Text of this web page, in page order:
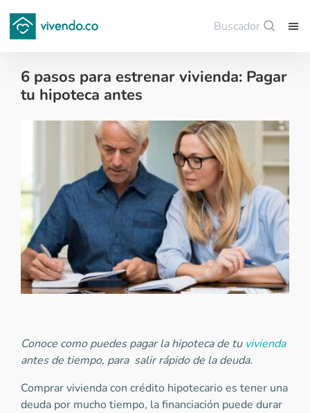
Buscador
6 pasos para estrenar vivienda: Pagar
tu hipoteca antes
Financiación de vivienda - 2017-10-20
Conoce como puedes pagar la hipoteca de tu vivienda
antes de tiempo, para salir rápido de la deuda.
Comprar vivienda con crédito hipotecario es tener una
deuda por mucho tiempo, la financiación puede durar
Guardar